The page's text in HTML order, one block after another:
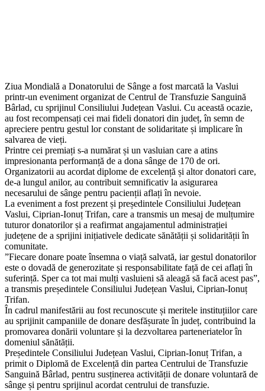
Ziua Mondială a Donatorului de Sânge a fost marcată la Vaslui
printr-un eveniment organizat de Centrul de Transfuzie Sanguină
Bârlad, cu sprijinul Consiliului Județean Vaslui. Cu această ocazie,
au fost recompensați cei mai fideli donatori din județ, în semn de
apreciere pentru gestul lor constant de solidaritate și implicare în
salvarea de vieți.
Printre cei premiați s-a numărat și un vasluian care a atins
impresionanta performanță de a dona sânge de 170 de ori.
Organizatorii au acordat diplome de excelență și altor donatori care,
de-a lungul anilor, au contribuit semnificativ la asigurarea
necesarului de sânge pentru pacienții aflați în nevoie.
La eveniment a fost prezent și președintele Consiliului Județean
Vaslui, Ciprian-Ionuț Trifan, care a transmis un mesaj de mulțumire
tuturor donatorilor și a reafirmat angajamentul administrației
județene de a sprijini inițiativele dedicate sănătății și solidarității în
comunitate.
”Fiecare donare poate însemna o viață salvată, iar gestul donatorilor
este o dovadă de generozitate și responsabilitate față de cei aflați în
suferință. Sper ca tot mai mulți vasluieni să aleagă să facă acest pas”,
a transmis președintele Consiliului Județean Vaslui, Ciprian-Ionuț
Trifan.
În cadrul manifestării au fost recunoscute și meritele instituțiilor care
au sprijinit campaniile de donare desfășurate în județ, contribuind la
promovarea donării voluntare și la dezvoltarea parteneriatelor în
domeniul sănătății.
Președintele Consiliului Județean Vaslui, Ciprian-Ionuț Trifan, a
primit o Diplomă de Excelență din partea Centrului de Transfuzie
Sanguină Bârlad, pentru susținerea activității de donare voluntară de
sânge și pentru sprijinul acordat centrului de transfuzie.